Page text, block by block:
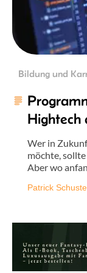
Bildung und
Hightech
Wer in
möchte,
Aber wo
Patrick